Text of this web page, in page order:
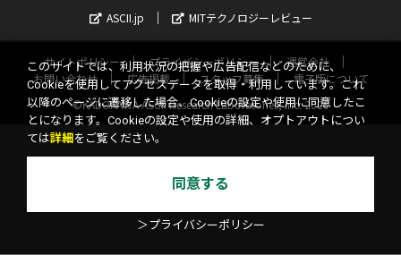
ASCII.jp
MITテクノロジーレビュー
サイトポリシー プライバシーポリシー
運営会社
お問い合わせ
広告掲載 スタッフ募集
電子版について
©KADOKAWA ASCII Research Laboratories, Inc. 2026
このサイトでは、利用状況の把握や広告配信などのために、
Cookieを使用してアクセスデータを取得・利用しています。これ
以降のページに遷移した場合、Cookieの設定や使用に同意したこ
とになります。Cookieの設定や使用の詳細、オプトアウトについ
ては詳細 をご覧ください。
同意する
＞プライバシーポリシー